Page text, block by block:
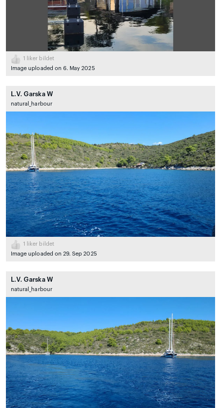
1
liker bildet
Image uploaded on 6. May 2025
L.V. Garska W
natural_harbour
1
liker bildet
Image uploaded on 29. Sep 2025
L.V. Garska W
natural_harbour